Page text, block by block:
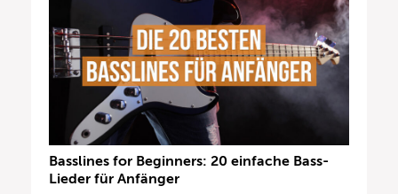
Basslines for Beginners: 20 einfache Bass-
Lieder für Anfänger